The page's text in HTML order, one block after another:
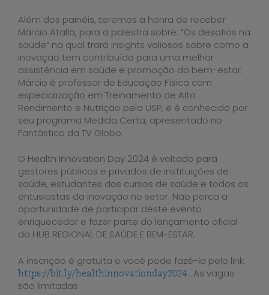
Além dos painéis, teremos a honra de receber
Márcio Atalla, para a palestra sobre: “Os desafios na
saúde” na qual trará insights valiosos sobre como a
inovação tem contribuído para uma melhor
assistência em saúde e promoção do bem-estar.
Márcio é professor de Educação Física com
especialização em Treinamento de Alto
Rendimento e Nutrição pela USP, e é conhecido por
seu programa Medida Certa, apresentado no
Fantástico da TV Globo.
O Health Innovation Day 2024 é voltado para
gestores públicos e privados de instituições de
saúde, estudantes dos cursos de saúde e todos os
entusiastas da inovação no setor. Não perca a
oportunidade de participar deste evento
enriquecedor e fazer parte do lançamento oficial
do HUB REGIONAL DE SAÚDE E BEM-ESTAR.
A inscrição é gratuita e você pode fazê-la pelo link:
https://bit.ly/healthinnovationday2024 . As vagas
são limitadas.